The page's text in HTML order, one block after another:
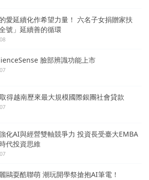
愛延續化作希望力量！ 六名子女捐贈家扶
號」延續善的循環
臉部辨識功能上市
得越南歷來最大規模國際銀團社會貸款
化AI與經營雙軸競爭力 投資長受臺大EMBA
代投資思維
鷗耍酷聯萌 潮玩開學祭搶抱AI筆電！